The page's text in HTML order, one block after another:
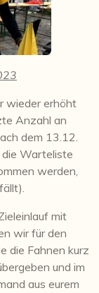
wieder erhöht
Anzahl an
dem 13.12.
die Warteliste
werden,
mit
wir für den
die Fahnen kurz
und im
aus eurem